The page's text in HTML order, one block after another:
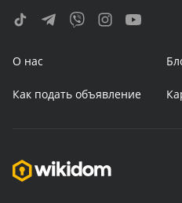
О нас
Как подать объявление